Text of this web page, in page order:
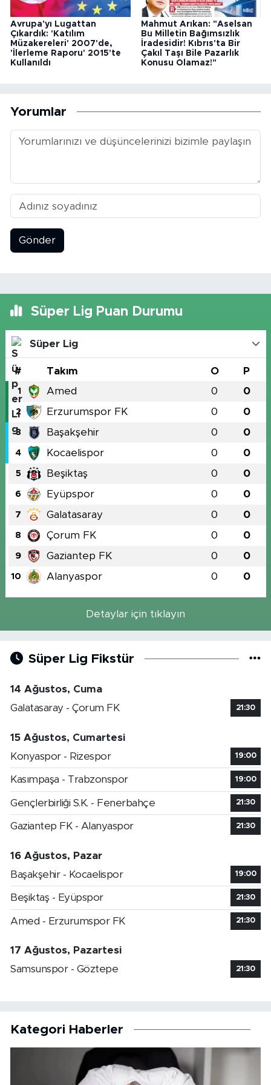
Avrupa'yı Lugattan
Çıkardık: 'Katılım
Müzakereleri' 2007'de,
'İlerleme Raporu' 2015'te
Kullanıldı
Mahmut Arıkan: "Aselsan
Bu Milletin Bağımsızlık
İradesidir! Kıbrıs'ta Bir
Çakıl Taşı Bile Pazarlık
Konusu Olamaz!"
Yorumlar
Gönder
Süper Lig Puan Durumu
Süper Lig
# Takım O P
1 Amed 0 0
2 Erzurumspor FK 0 0
3 Başakşehir 0 0
4 Kocaelispor 0 0
5 Beşiktaş 0 0
6 Eyüpspor 0 0
7 Galatasaray 0 0
8 Çorum FK 0 0
9 Gaziantep FK 0 0
10 Alanyaspor 0 0
Detaylar için tıklayın
Süper Lig Fikstür
14 Ağustos, Cuma
Galatasaray - Çorum FK
21:30
15 Ağustos, Cumartesi
Konyaspor - Rizespor
19:00
Kasımpaşa - Trabzonspor 19:00
Gençlerbirliği S.K. - Fenerbahçe 21:30
Gaziantep FK - Alanyaspor 21:30
16 Ağustos, Pazar
Başakşehir - Kocaelispor
19:00
Beşiktaş - Eyüpspor 21:30
Amed - Erzurumspor FK 21:30
17 Ağustos, Pazartesi
Samsunspor - Göztepe
21:30
Kategori Haberler